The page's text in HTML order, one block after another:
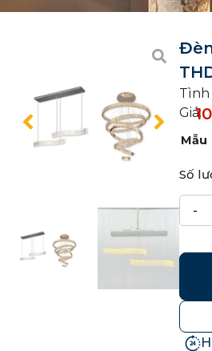
Tình
Giá:
Mẫu
Số